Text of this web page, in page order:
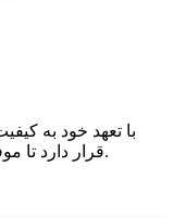
قرار دارد تا موفقیت خود را برای سالهای طولانی ادامه دهد.